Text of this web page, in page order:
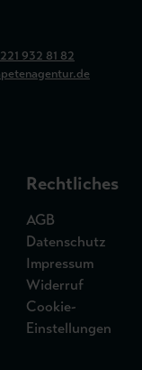
932 81 82
Rechtliches
AGB
Datenschutz
Impressum
Widerruf
Cookie-
Einstellungen